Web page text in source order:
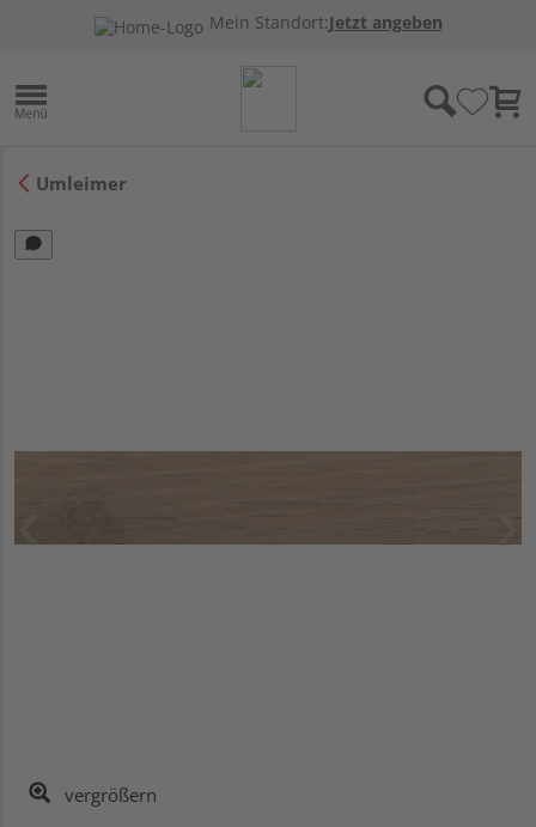
Mein Standort:Jetzt angeben
Umleimer
vergrößern